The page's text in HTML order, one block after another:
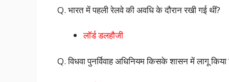
Q. भारत में पहली रेलवे की अवधि के दौरान रखी गई थीं?
लॉर्ड डलहौजी
Q. विधवा पुनर्विवाह अधिनियम किसके शासन में लागू किया